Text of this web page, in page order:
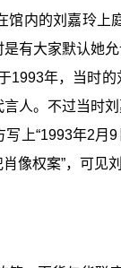
内的刘嘉玲上
有大家默认她
年，当时
人。不过当时
上“1993年2月
像权案”，可见